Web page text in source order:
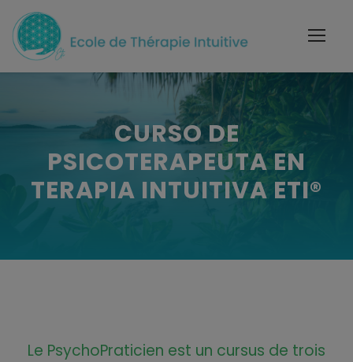
CURSO DE
PSICOTERAPEUTA EN
TERAPIA INTUITIVA ETI®
Le PsychoPraticien est un cursus de trois